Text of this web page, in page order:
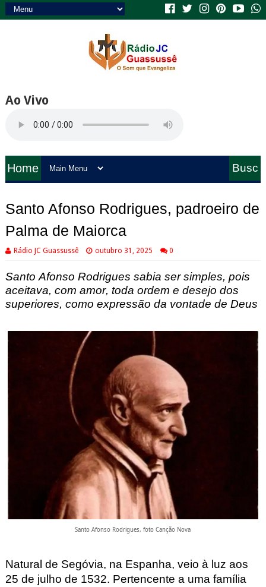
Ao Vivo
Home
Busc
Santo Afonso Rodrigues, padroeiro de
Palma de Maiorca
Rádio JC Guassussê outubro 31, 2025 0
Santo Afonso Rodrigues sabia ser simples, pois
aceitava, com amor, toda ordem e desejo dos
superiores, como expressão da vontade de Deus
Santo Afonso Rodrigues, foto Canção Nova
Natural de Segóvia, na Espanha, veio à luz aos
25 de julho de 1532. Pertencente a uma família